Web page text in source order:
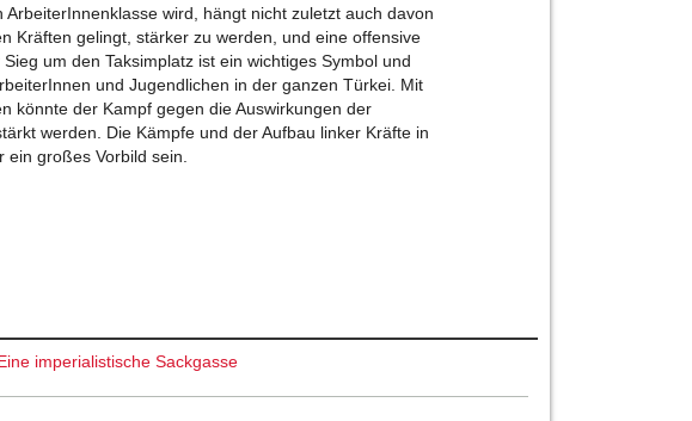
wird, hängt nicht zuletzt auch davon
Kräften gelingt, stärker zu werden, und eine offensive
um den Taksimplatz ist ein wichtiges Symbol und
und Jugendlichen in der ganzen Türkei. Mit
könnte der Kampf gegen die Auswirkungen der
werden. Die Kämpfe und der Aufbau linker Kräfte in
ein großes Vorbild sein.
imperialistische Sackgasse